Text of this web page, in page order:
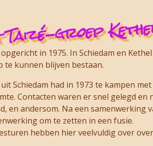
groep
in 1975. In Schiedam en
te kunnen blijven bestaan.
Schiedam had in 1973 te kampen
Contacten waren er snel gelegd
en andersom. Na een
om te zetten in een fusie.
hebben hier veelvuldig over